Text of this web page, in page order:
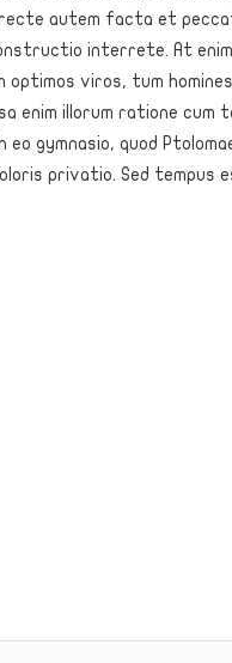
autem facta et
interrete. At
optimos viros, tum
enim illorum ratione
gymnasio, quod
privatio. Sed tempus